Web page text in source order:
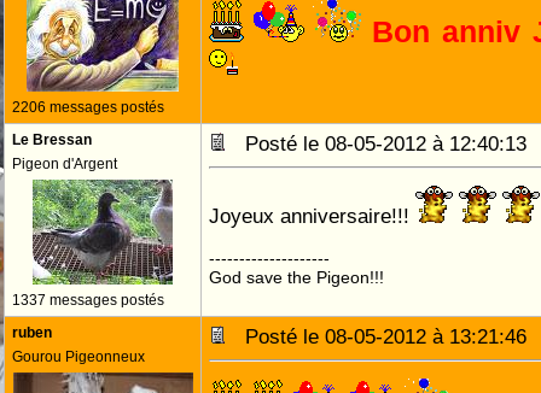
2206 messages postés
Bon anniv
Le Bressan
Pigeon d'Argent
1337 messages postés
Posté le 08-05-2012 à
Joyeux anniversaire!!!
--------------------
God save the Pigeon!!!
ruben
Gourou Pigeonneux
Posté le 08-05-2012 à